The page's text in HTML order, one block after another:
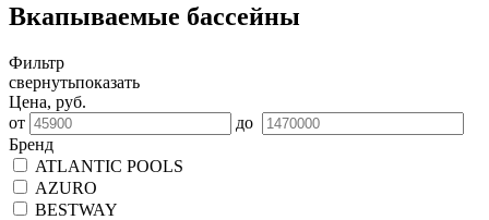
Вкапываемые бассейны
Фильтр
свернутьпоказать
Цена, руб.
от
до
Бренд
ATLANTIC POOLS
AZURO
BESTWAY